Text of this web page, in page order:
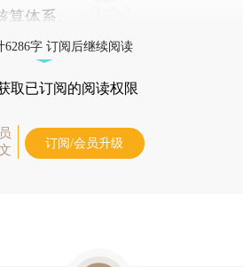
体系。
6286字 订阅后继续阅读
取已订阅的阅读权限
订阅/会员升级